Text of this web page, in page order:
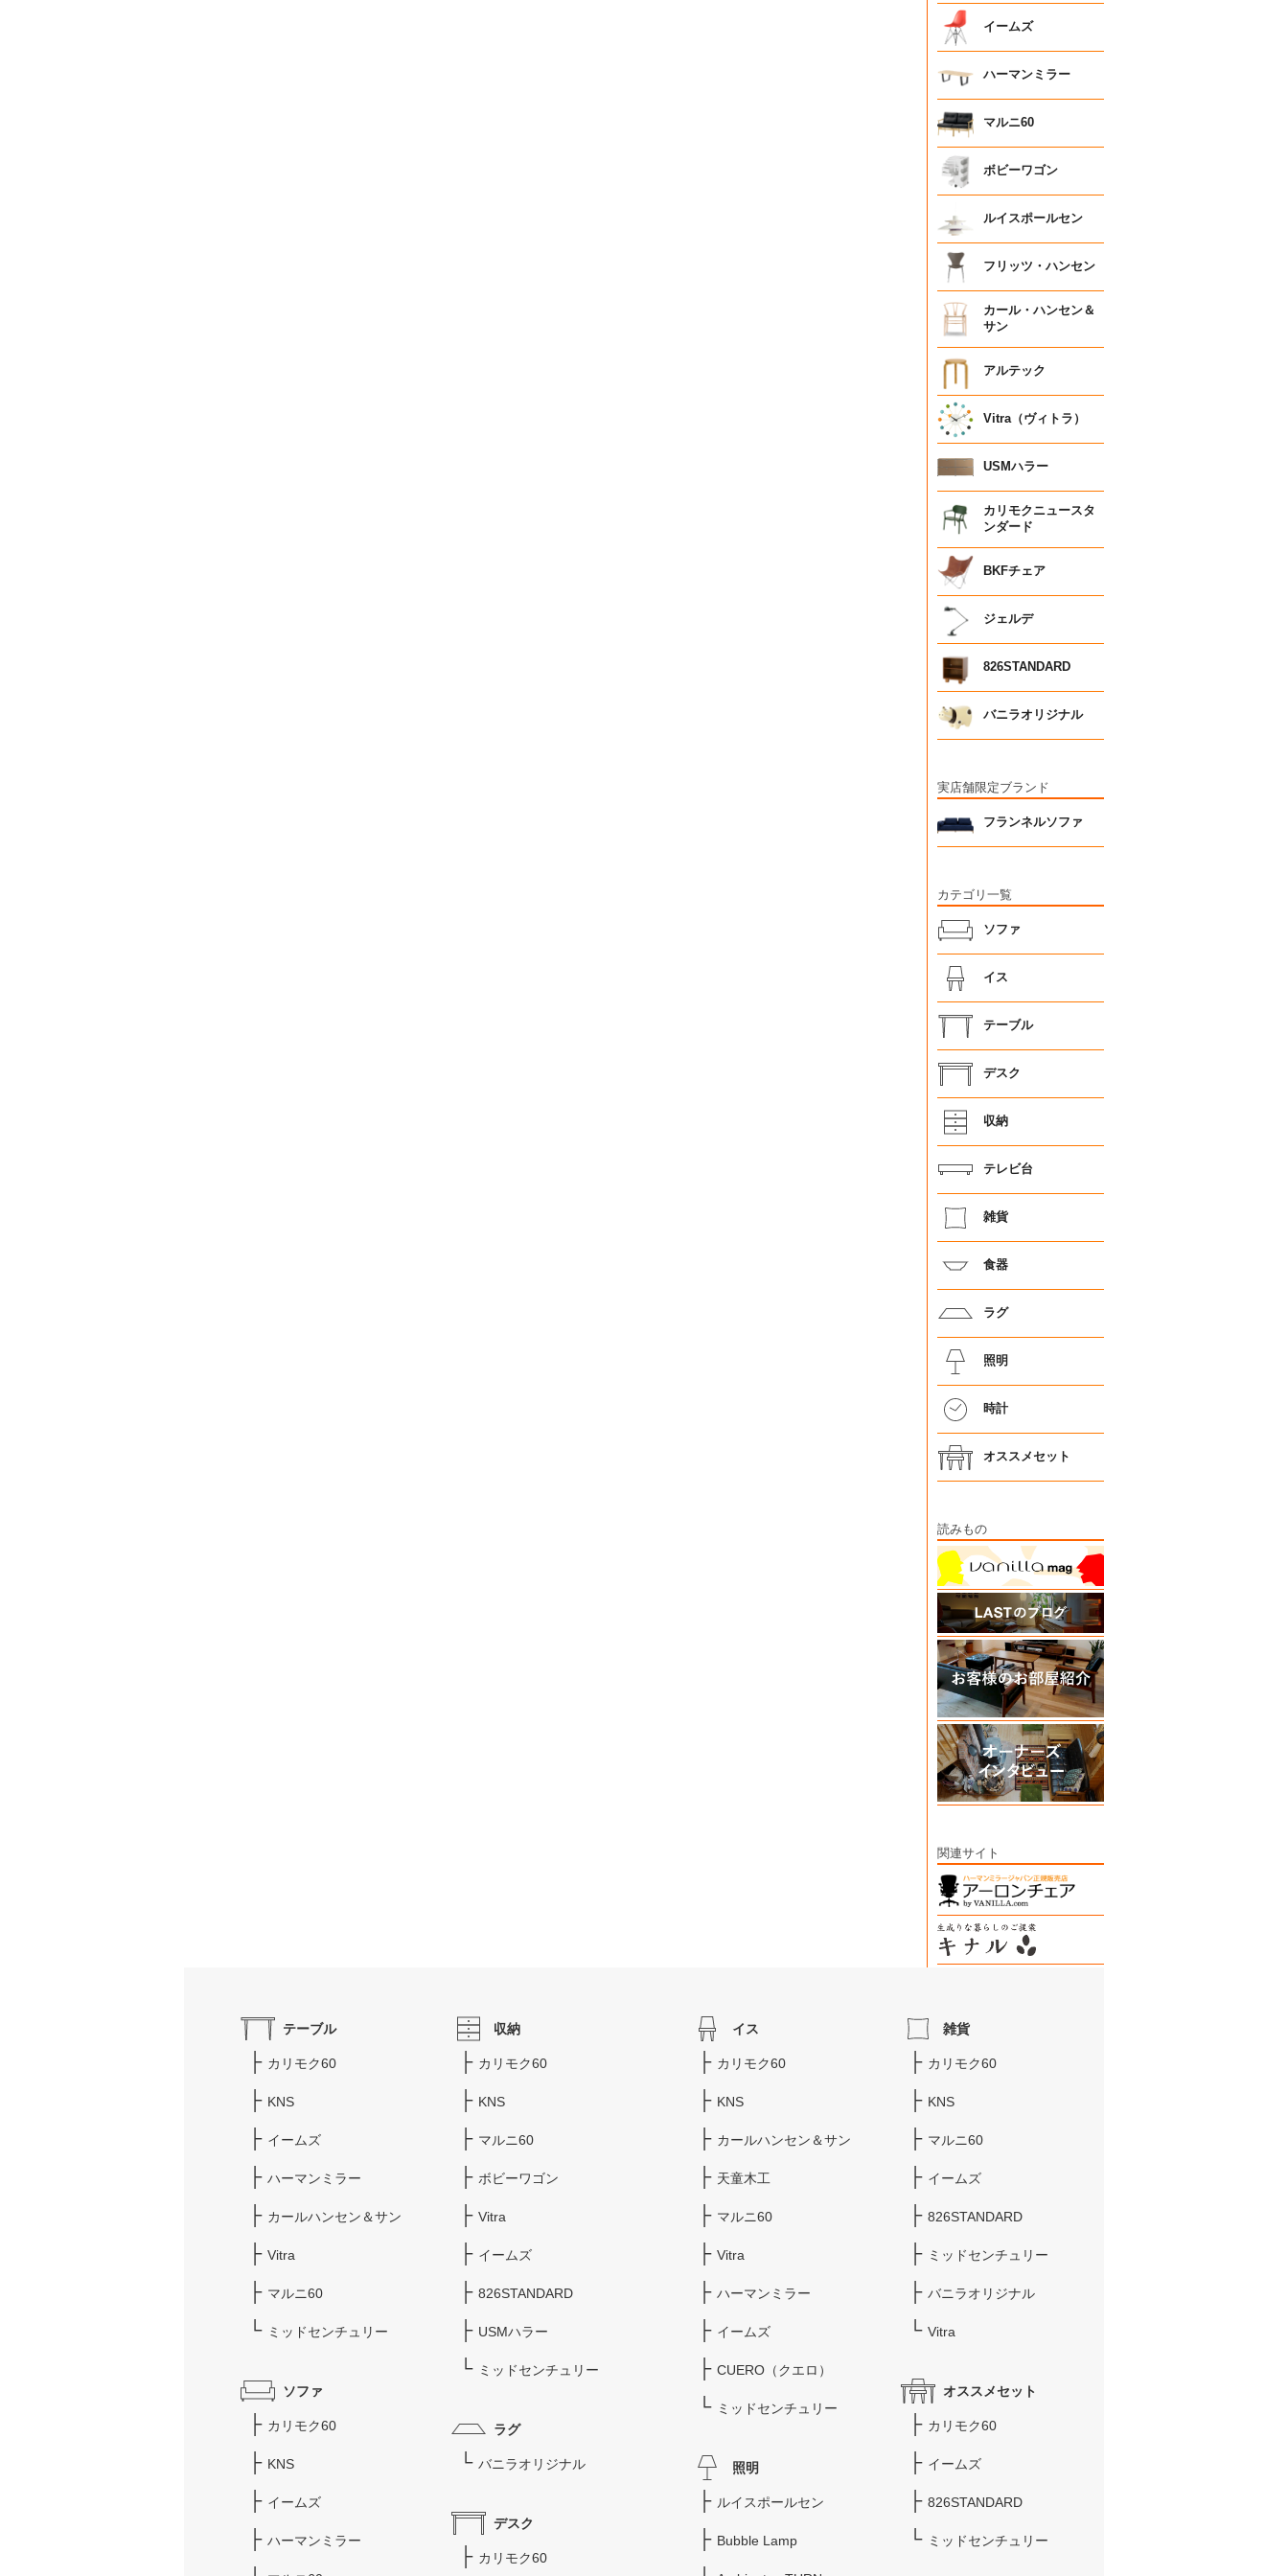
イームズ
ハーマンミラー
マルニ60
ボビーワゴン
ルイスポールセン
フリッツ・ハンセン
カール・ハンセン＆
サン
アルテック
Vitra（ヴィトラ）
USMハラー
カリモクニュースタ
ンダード
BKFチェア
ジェルデ
826STANDARD
バニラオリジナル
実店舗限定ブランド
フランネルソファ
カテゴリ一覧
ソファ
イス
テーブル
デスク
収納
テレビ台
雑貨
食器
ラグ
照明
時計
オススメセット
読みもの
関連サイト
テーブル
カリモク60
KNS
イームズ
ハーマンミラー
カールハンセン＆サン
Vitra
マルニ60
ミッドセンチュリー
ソファ
カリモク60
KNS
イームズ
ハーマンミラー
収納
カリモク60
KNS
マルニ60
ボビーワゴン
Vitra
イームズ
826STANDARD
USMハラー
ミッドセンチュリー
ラグ
バニラオリジナル
デスク
カリモク60
イス
カリモク60
KNS
カールハンセン＆サン
天童木工
マルニ60
Vitra
ハーマンミラー
イームズ
CUERO（クエロ）
ミッドセンチュリー
照明
ルイスポールセン
Bubble Lamp
雑貨
カリモク60
KNS
マルニ60
イームズ
826STANDARD
ミッドセンチュリー
バニラオリジナル
Vitra
オススメセット
カリモク60
イームズ
826STANDARD
ミッドセンチュリー